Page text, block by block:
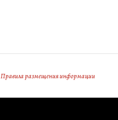
Правила размещения информации